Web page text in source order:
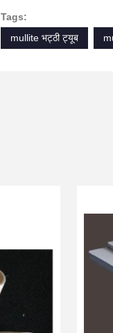
Tags:
mullite भट्ठी ट्यूब